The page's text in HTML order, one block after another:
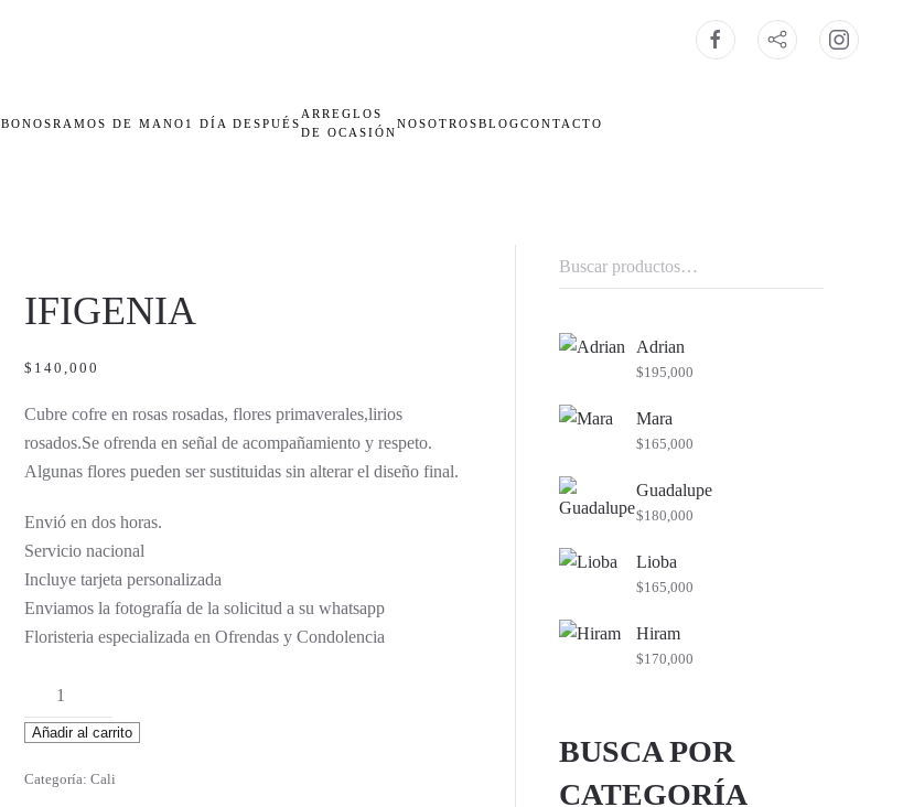
BONOSRAMOS DE MANO 1 DÍA DESPUÉS
ARREGLOS
DE OCASIÓN
NOSOTROSBLOGCONTACTO
IFIGENIA
$ 140,000
Cubre cofre en rosas rosadas, flores primaverales,lirios
rosados.Se ofrenda en señal de acompañamiento y respeto.
Algunas flores pueden ser sustituidas sin alterar el diseño final.
Envió en dos horas.
Servicio nacional
Incluye tarjeta personalizada
Enviamos la fotografía de la solicitud a su whatsapp
Floristeria especializada en Ofrendas y Condolencia
Ifigenia
cantidad
Añadir al carrito
Categoría: Cali
Buscar
por:
Adrian
$195,000
Mara
$165,000
Guadalupe
$180,000
Lioba
$165,000
Hiram
$170,000
BUSCA POR
CATEGORÍA